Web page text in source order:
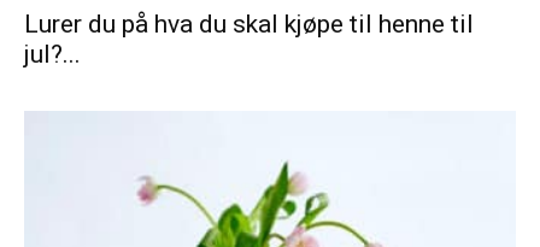
Lurer du på hva du skal kjøpe til henne til
jul?...